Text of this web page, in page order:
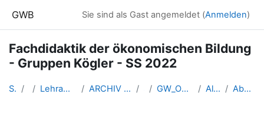
GWB Sie sind als Gast angemeldet (Anmelden)
Fachdidaktik der ökonomischen Bildung
- Gruppen Kögler - SS 2022
Startseite Kurse Lehramtsausbildung GW im Cluster Österreich Mitte ARCHIV - Lehrveranstaltungen am Standort Linz - seit 2016 SS_2022 GW_Oekonomie_Fachdidaktik_Linz_Koegler_2022ss Allgemeine Informationen Abschlussprüfung - Musterklausur